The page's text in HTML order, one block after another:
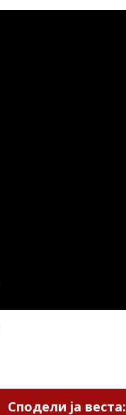
Сподели ја веста: